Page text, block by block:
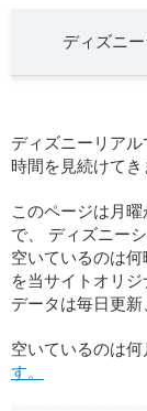
ディズニ
ディズニーリア
時間を見続けてき
このページは月
で、 ディズニー
空いているのは
を当サイトオリジ
データは毎日更
空いているのは
す。